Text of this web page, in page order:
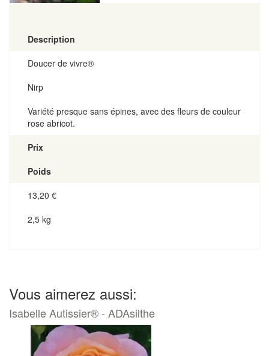
Description
Doucer de vivre®
Nirp
Variété presque sans épines, avec des fleurs de couleur
rose abricot.
Prix
Poids
13,20 €
2,5 kg
Vous aimerez aussi:
Isabelle Autissier® - ADAsilthe